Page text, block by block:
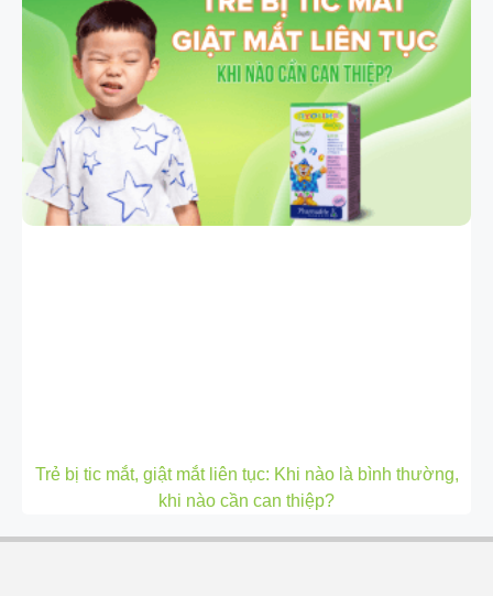
Trẻ bị tic mắt, giật mắt liên tục: Khi nào là bình thường,
khi nào cần can thiệp?